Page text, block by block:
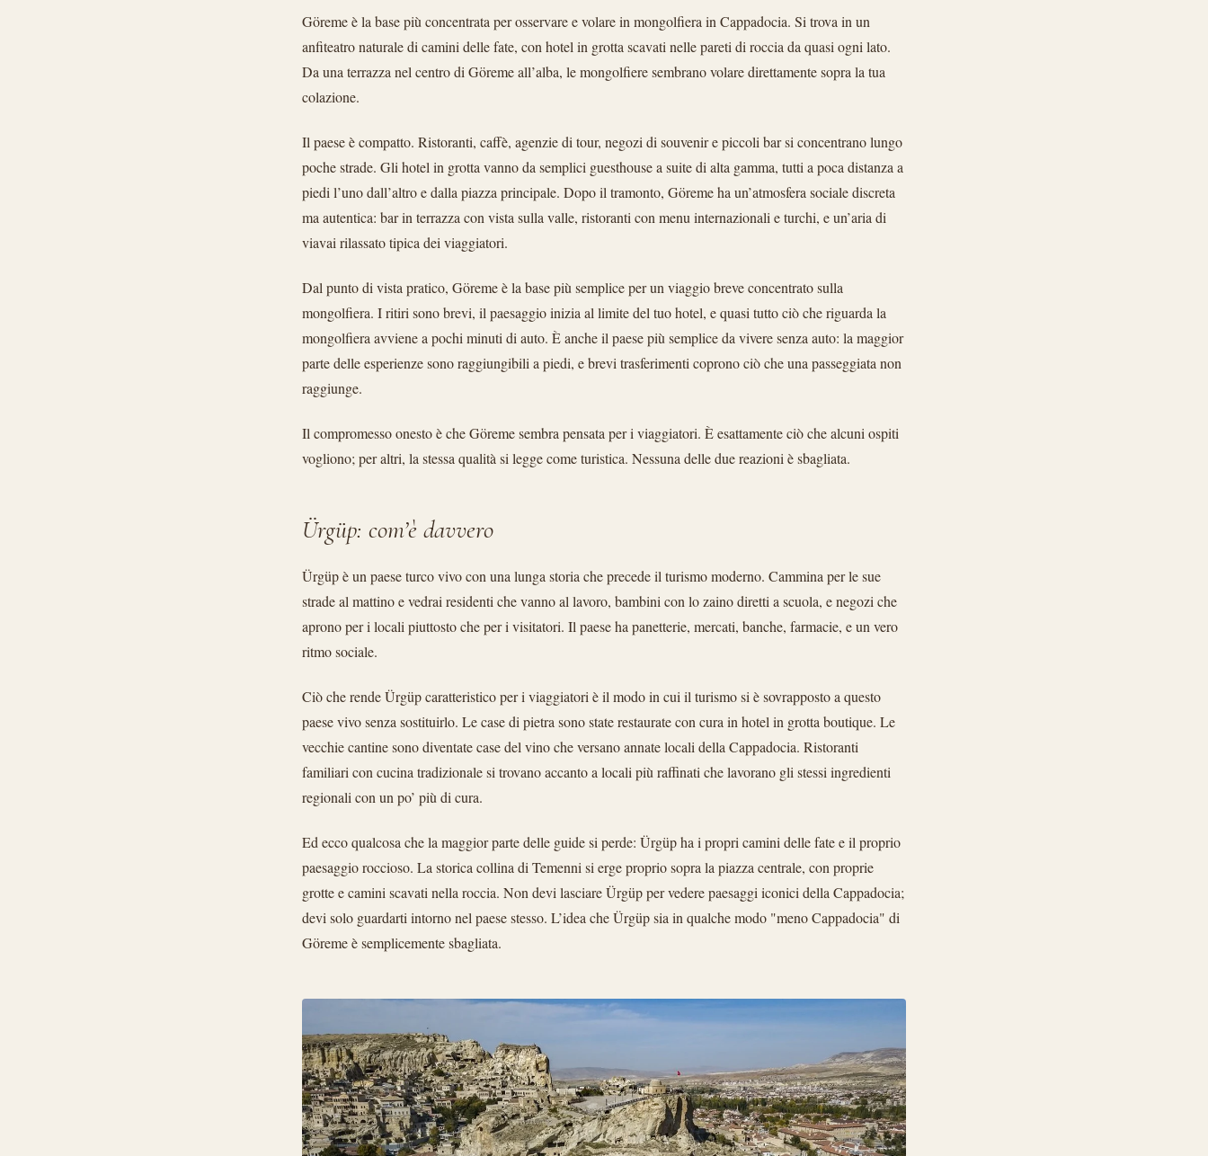
Göreme è la base più concentrata per osservare e volare in mongolfiera in Cappadocia. Si trova in un
anfiteatro naturale di camini delle fate, con hotel in grotta scavati nelle pareti di roccia da quasi ogni lato.
Da una terrazza nel centro di Göreme all’alba, le mongolfiere sembrano volare direttamente sopra la tua
colazione.
Il paese è compatto. Ristoranti, caffè, agenzie di tour, negozi di souvenir e piccoli bar si concentrano lungo
poche strade. Gli hotel in grotta vanno da semplici guesthouse a suite di alta gamma, tutti a poca distanza a
piedi l’uno dall’altro e dalla piazza principale. Dopo il tramonto, Göreme ha un’atmosfera sociale discreta
ma autentica: bar in terrazza con vista sulla valle, ristoranti con menu internazionali e turchi, e un’aria di
viavai rilassato tipica dei viaggiatori.
Dal punto di vista pratico, Göreme è la base più semplice per un viaggio breve concentrato sulla
mongolfiera. I ritiri sono brevi, il paesaggio inizia al limite del tuo hotel, e quasi tutto ciò che riguarda la
mongolfiera avviene a pochi minuti di auto. È anche il paese più semplice da vivere senza auto: la maggior
parte delle esperienze sono raggiungibili a piedi, e brevi trasferimenti coprono ciò che una passeggiata non
raggiunge.
Il compromesso onesto è che Göreme sembra pensata per i viaggiatori. È esattamente ciò che alcuni ospiti
vogliono; per altri, la stessa qualità si legge come turistica. Nessuna delle due reazioni è sbagliata.
Ürgüp: com’è davvero
Ürgüp è un paese turco vivo con una lunga storia che precede il turismo moderno. Cammina per le sue
strade al mattino e vedrai residenti che vanno al lavoro, bambini con lo zaino diretti a scuola, e negozi che
aprono per i locali piuttosto che per i visitatori. Il paese ha panetterie, mercati, banche, farmacie, e un vero
ritmo sociale.
Ciò che rende Ürgüp caratteristico per i viaggiatori è il modo in cui il turismo si è sovrapposto a questo
paese vivo senza sostituirlo. Le case di pietra sono state restaurate con cura in hotel in grotta boutique. Le
vecchie cantine sono diventate case del vino che versano annate locali della Cappadocia. Ristoranti
familiari con cucina tradizionale si trovano accanto a locali più raffinati che lavorano gli stessi ingredienti
regionali con un po’ più di cura.
Ed ecco qualcosa che la maggior parte delle guide si perde: Ürgüp ha i propri camini delle fate e il proprio
paesaggio roccioso. La storica collina di Temenni si erge proprio sopra la piazza centrale, con proprie
grotte e camini scavati nella roccia. Non devi lasciare Ürgüp per vedere paesaggi iconici della Cappadocia;
devi solo guardarti intorno nel paese stesso. L’idea che Ürgüp sia in qualche modo "meno Cappadocia" di
Göreme è semplicemente sbagliata.